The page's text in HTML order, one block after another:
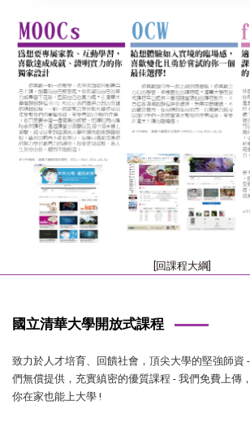
[回課程大綱]
國立清華大學開放式課程
致力於人才培育、回饋社會，頂尖大學的堅強師資
們無償提供，充實縝密的優質課程 - 我們免費上傳
你在家也能上大學 !